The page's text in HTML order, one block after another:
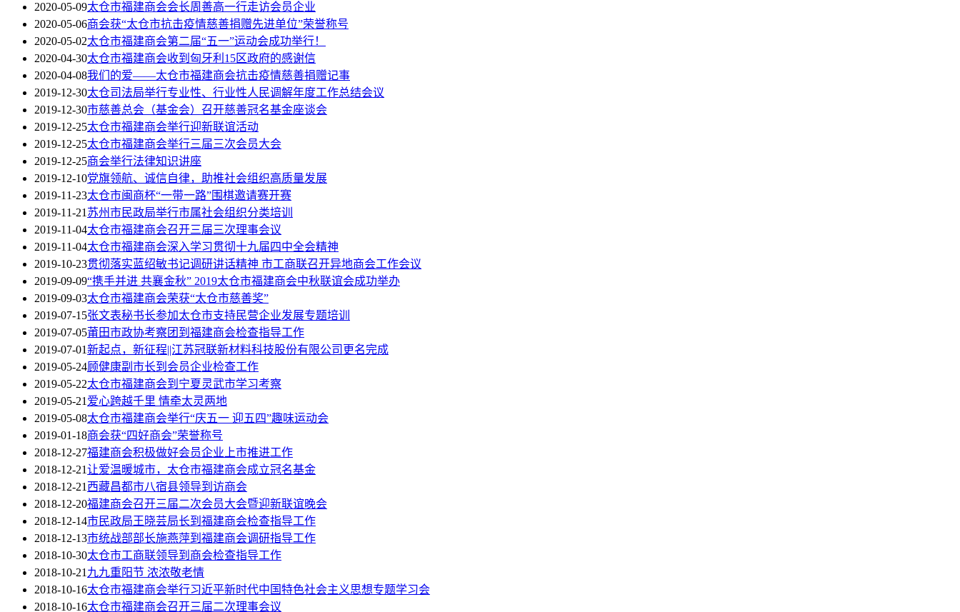
2020-05-09太仓市福建商会会长周善高一行走访会员企业
2020-05-06商会获“太仓市抗击疫情慈善捐赠先进单位”荣誉称号
2020-05-02太仓市福建商会第二届“五一”运动会成功举行！
2020-04-30太仓市福建商会收到匈牙利15区政府的感谢信
2020-04-08我们的爱——太仓市福建商会抗击疫情慈善捐赠记事
2019-12-30太仓司法局举行专业性、行业性人民调解年度工作总结会议
2019-12-30市慈善总会（基金会）召开慈善冠名基金座谈会
2019-12-25太仓市福建商会举行迎新联谊活动
2019-12-25太仓市福建商会举行三届三次会员大会
2019-12-25商会举行法律知识讲座
2019-12-10党旗领航、诚信自律，助推社会组织高质量发展
2019-11-23太仓市闽商杯“一带一路”围棋邀请赛开赛
2019-11-21苏州市民政局举行市属社会组织分类培训
2019-11-04太仓市福建商会召开三届三次理事会议
2019-11-04太仓市福建商会深入学习贯彻十九届四中全会精神
2019-10-23贯彻落实蓝绍敏书记调研讲话精神 市工商联召开异地商会工作会议
2019-09-09“携手并进 共襄金秋” 2019太仓市福建商会中秋联谊会成功举办
2019-09-03太仓市福建商会荣获“太仓市慈善奖”
2019-07-15张文表秘书长参加太仓市支持民营企业发展专题培训
2019-07-05莆田市政协考察团到福建商会检查指导工作
2019-07-01新起点，新征程||江苏冠联新材料科技股份有限公司更名完成
2019-05-24顾健康副市长到会员企业检查工作
2019-05-22太仓市福建商会到宁夏灵武市学习考察
2019-05-21爱心跨越千里 情牵太灵两地
2019-05-08太仓市福建商会举行“庆五一 迎五四”趣味运动会
2019-01-18商会获“四好商会”荣誉称号
2018-12-27福建商会积极做好会员企业上市推进工作
2018-12-21让爱温暖城市，太仓市福建商会成立冠名基金
2018-12-21西藏昌都市八宿县领导到访商会
2018-12-20福建商会召开三届二次会员大会暨迎新联谊晚会
2018-12-14市民政局王晓芸局长到福建商会检查指导工作
2018-12-13市统战部部长施燕萍到福建商会调研指导工作
2018-10-30太仓市工商联领导到商会检查指导工作
2018-10-21九九重阳节 浓浓敬老情
2018-10-16太仓市福建商会举行习近平新时代中国特色社会主义思想专题学习会
2018-10-16太仓市福建商会召开三届二次理事会议